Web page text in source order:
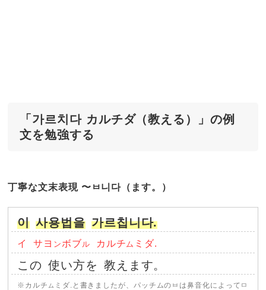
「가르치다 カルチダ（教える）」の例
文を勉強する
丁寧な文末表現 〜ㅂ니다（ます。）
이 사용법을 가르칩니다.
イ サヨ ンボブル カルチム ミダ.
この 使い方を 教えます。
※カルチム ミダ.と書きましたが、パッチムのㅂは鼻音化によってㅁ